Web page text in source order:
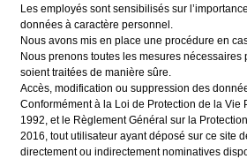
Les employés sont sensibilisés sur
données à caractère personnel.
Nous avons mis en place une procédure en
Nous prenons toutes les mesures nécessaires
soient traitées de manière sûre.
Accès, modification ou suppression des
Conformément à la Loi de Protection de la Vie
1992, et le Règlement Général sur la
2016, tout utilisateur ayant déposé sur ce site
directement ou indirectement nominatives